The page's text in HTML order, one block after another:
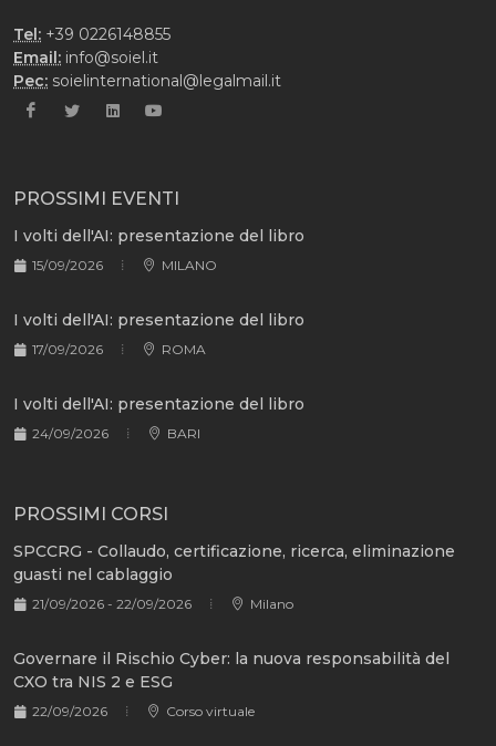
Tel: +39 0226148855
Email: info@soiel.it
Pec: soielinternational@legalmail.it
PROSSIMI EVENTI
I volti dell'AI: presentazione del libro
15/09/2026 MILANO
I volti dell'AI: presentazione del libro
17/09/2026 ROMA
I volti dell'AI: presentazione del libro
24/09/2026 BARI
PROSSIMI CORSI
SPCCRG - Collaudo, certificazione, ricerca, eliminazione
guasti nel cablaggio
21/09/2026 - 22/09/2026 Milano
Governare il Rischio Cyber: la nuova responsabilità del
CXO tra NIS 2 e ESG
22/09/2026 Corso virtuale